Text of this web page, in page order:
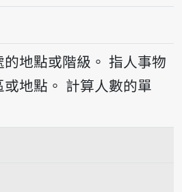
讀uī
地點或階級。 指人事物
地點。 計算人數的單